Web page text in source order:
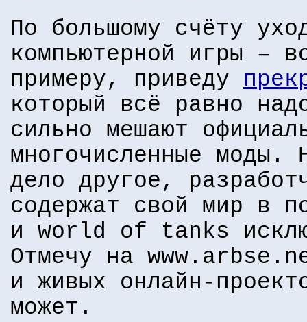
По большому счёту
компьютерной игры –
примеру, приведу
который всё равно
сильно мешают
многочисленные моды.
дело другое,
содержат свой мир в
и world of tanks
Отмечу на
и живых онлайн-
может.